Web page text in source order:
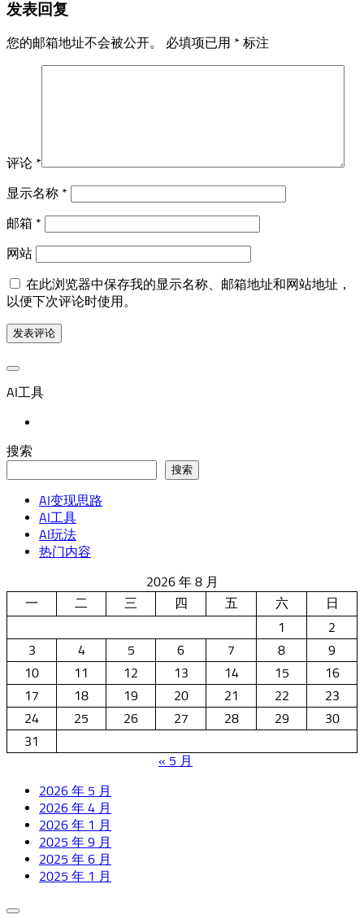
发表回复
您的邮箱地址不会被公开。 必填项已用 * 标注
评论 *
显示名称 *
邮箱 *
网站
在此浏览器中保存我的显示名称、邮箱地址和网站地址，
以便下次评论时使用。
AI工具
搜索
搜索
AI变现思路
AI工具
AI玩法
热门内容
2026 年 8 月
一
二 三 四 五 六
日
1
2
3
4 5 6 7 8
9
10
11 12 13 14 15
16
17
18 19 20 21 22
23
24
25 26 27 28 29
30
31
« 5 月
2026 年 5 月
2026 年 4 月
2026 年 1 月
2025 年 9 月
2025 年 6 月
2025 年 1 月